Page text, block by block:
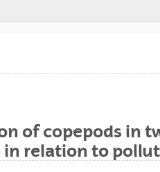
of copepods in
in relation to